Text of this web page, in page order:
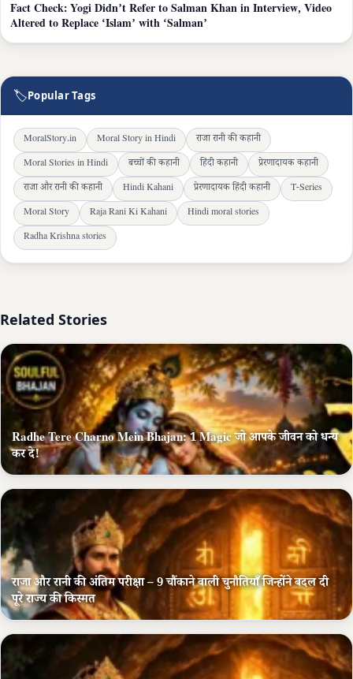
Fact Check: Yogi Didn’t Refer to Salman Khan in Interview, Video
Altered to Replace ‘Islam’ with ‘Salman’
🏷Popular Tags
MoralStory.in Moral Story in Hindi
राजा रानी की कहानी
Moral Stories in Hindi
बच्चों की कहानी हिंदी कहानी
प्रेरणादायक कहानी
राजा और रानी की कहानी
Hindi Kahani प्रेरणादायक हिंदी कहानी
T-Series
Moral Story
Raja Rani Ki Kahani
Hindi moral stories
Radha Krishna stories
Related Stories
Radhe Tere Charno Mein Bhajan: 1 Magic जो आपके जीवन को धन्य
कर दे!
राजा और रानी की अंतिम परीक्षा – 9 चौंकाने वाली चुनौतियाँ जिन्होंने बदल दी
पूरे राज्य की किस्मत